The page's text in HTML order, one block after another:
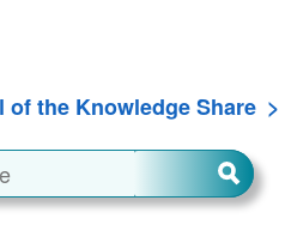
of the Knowledge Share